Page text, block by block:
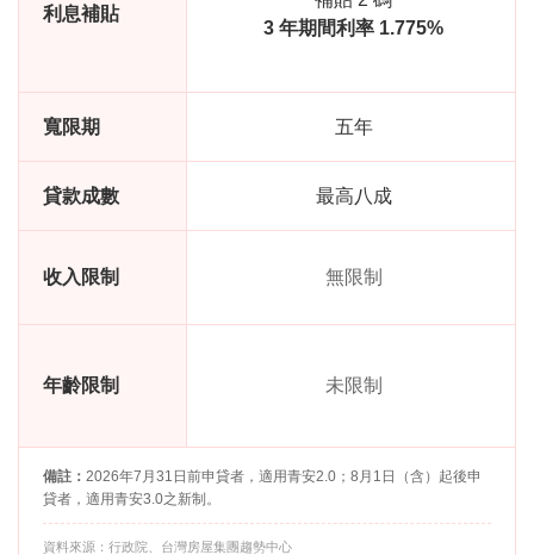
利息補貼
3 年期間利率 1.775%
寬限期 五年
貸款成數 最高八成
收入限制 無限制
年齡限制 未限制
備註： 2026年7月31日前申貸者，適用青安2.0；8月1日（含）起後申
貸者，適用青安3.0之新制。
資料來源：行政院、台灣房屋集團趨勢中心